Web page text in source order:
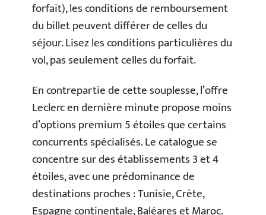
forfait), les conditions de remboursement
du billet peuvent différer de celles du
séjour. Lisez les conditions particulières du
vol, pas seulement celles du forfait.
En contrepartie de cette souplesse, l’offre
Leclerc en dernière minute propose moins
d’options premium 5 étoiles que certains
concurrents spécialisés. Le catalogue se
concentre sur des établissements 3 et 4
étoiles, avec une prédominance de
destinations proches : Tunisie, Crète,